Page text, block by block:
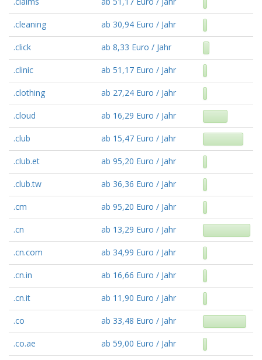
.cleaning ab 30,94 Euro / Jahr
.click ab 8,33 Euro / Jahr
.clinic ab 51,17 Euro / Jahr
.clothing ab 27,24 Euro / Jahr
.cloud ab 16,29 Euro / Jahr
.club ab 15,47 Euro / Jahr
.club.et ab 95,20 Euro / Jahr
.club.tw ab 36,36 Euro / Jahr
.cm ab 95,20 Euro / Jahr
.cn ab 13,29 Euro / Jahr
.cn.com ab 34,99 Euro / Jahr
.cn.in ab 16,66 Euro / Jahr
.cn.it ab 11,90 Euro / Jahr
.co ab 33,48 Euro / Jahr
.co.ae ab 59,00 Euro / Jahr